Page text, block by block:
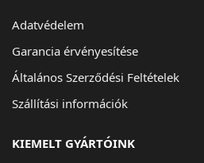
Adatvédelem
Garancia érvényesítése
Általános Szerződési Feltételek
Szállítási információk
KIEMELT GYÁRTÓINK